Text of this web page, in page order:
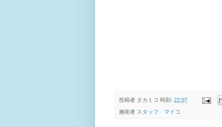
投稿者 タカミコ 時刻: 22:07
施術者 スタッフ マイコ